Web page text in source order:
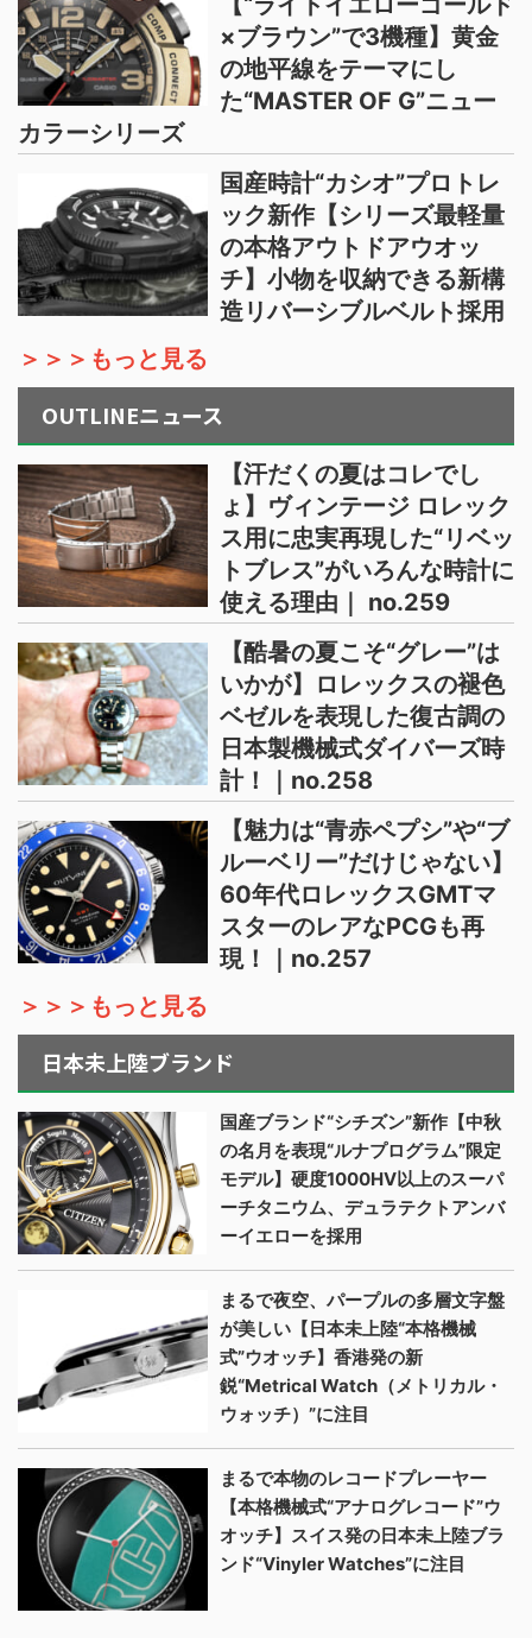
×ブラウン”で3機種】黄金
の地平線をテーマにし
た“MASTER OF G”ニュー
カラーシリーズ
国産時計“カシオ”プロトレ
ック新作【シリーズ最軽量
の本格アウトドアウオッ
チ】小物を収納できる新構
造リバーシブルベルト採用
＞＞＞もっと見る
OUTLINEニュース
【汗だくの夏はコレでし
ょ】ヴィンテージ ロレック
ス用に忠実再現した“リベッ
トブレス”がいろんな時計に
使える理由｜ no.259
【酷暑の夏こそ“グレー”は
いかが】ロレックスの褪色
ベゼルを表現した復古調の
日本製機械式ダイバーズ時
計！｜no.258
【魅力は“青赤ペプシ”や“ブ
ルーベリー”だけじゃない】
60年代ロレックスGMTマ
スターのレアなPCGも再
現！｜no.257
＞＞＞もっと見る
日本未上陸ブランド
国産ブランド“シチズン”新作【中秋
の名月を表現“ルナプログラム”限定
モデル】硬度1000HV以上のスーパ
ーチタニウム、デュラテクトアンバ
ーイエローを採用
まるで夜空、パープルの多層文字盤
が美しい【日本未上陸“本格機械
式”ウオッチ】香港発の新
鋭“Metrical Watch（メトリカル・
ウォッチ）”に注目
まるで本物のレコードプレーヤー
【本格機械式“アナログレコード”ウ
オッチ】スイス発の日本未上陸ブラ
ンド“Vinyler Watches”に注目